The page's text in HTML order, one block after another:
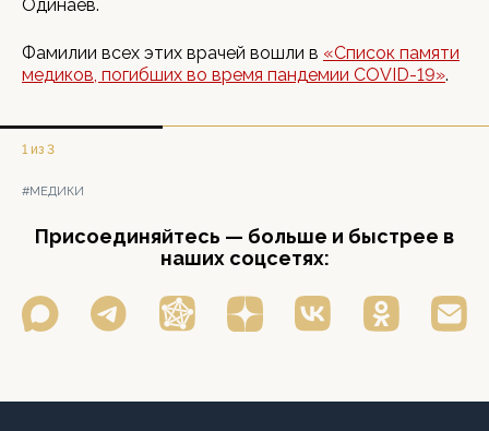
Одинаев.
Фамилии всех этих врачей вошли в «Список памяти
медиков, погибших во время пандемии COVID-19».
1 из 3
#МЕДИКИ
Присоединяйтесь — больше и быстрее в
наших соцсетях: